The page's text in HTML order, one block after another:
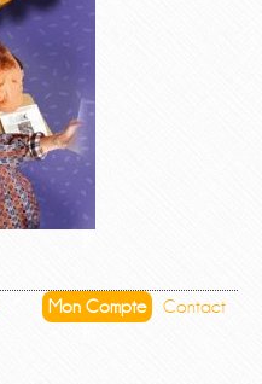
Mon Compte Contact